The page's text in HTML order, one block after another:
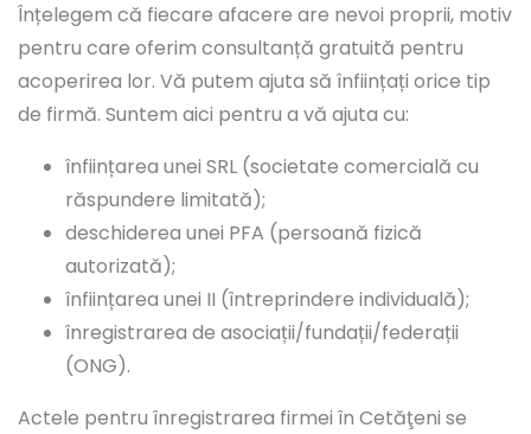
Înțelegem că fiecare afacere are nevoi proprii, motiv
pentru care oferim consultanță gratuită pentru
acoperirea lor. Vă putem ajuta să înființați orice tip
de firmă. Suntem aici pentru a vă ajuta cu:
înființarea unei SRL (societate comercială cu
răspundere limitată);
deschiderea unei PFA (persoană fizică
autorizată);
înființarea unei II (întreprindere individuală);
înregistrarea de asociații/fundații/federații
(ONG).
Actele pentru înregistrarea firmei în Cetăţeni se